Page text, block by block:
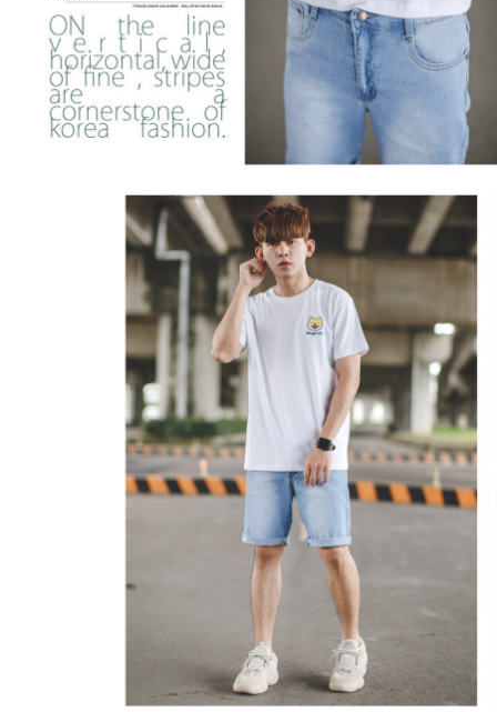
２．關於個人資料處理事宜，請瀏覽以下網址：
https://aftee.tw/terms/#terms3
３．未成年的使用者請事先徵得法定代理人或監護人之同意方可使用
「AFTEE先享後付」，若未經同意申辦者引起之損失，本公司不負相關責
任。
４．使用「AFTEE先享後付」時，將依據個別帳號之用戶狀況，依本公司即
時審查核予不同之上限額度；若仍有額度不足之情形，本公司將視審查結果
恩沛科技股份有限公司將有權停止該用戶之使用額度並採取法律行動。